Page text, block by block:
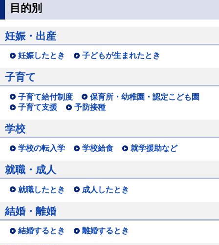
目的別
妊娠・出産
妊娠したとき 子どもが生まれたとき
子育て
子育て給付制度
保育所・幼稚園・認定こども園
子育て支援
予防接種
学校
学校の転入学 学校給食 就学援助など
就職・成人
就職したとき 成人したとき
結婚・離婚
結婚するとき 離婚するとき